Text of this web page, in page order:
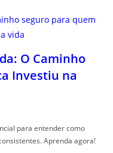
O Caminho
Investiu na
para entender como
Aprenda agora!